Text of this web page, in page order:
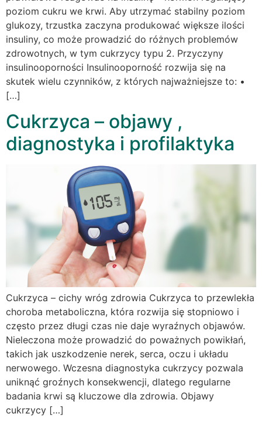
poziom cukru we krwi. Aby utrzymać stabilny poziom
glukozy, trzustka zaczyna produkować większe ilości
insuliny, co może prowadzić do różnych problemów
zdrowotnych, w tym cukrzycy typu 2. Przyczyny
insulinooporności Insulinooporność rozwija się na
skutek wielu czynników, z których najważniejsze to: •
[…]
Cukrzyca – objawy ,
diagnostyka i profilaktyka
Cukrzyca – cichy wróg zdrowia Cukrzyca to przewlekła
choroba metaboliczna, która rozwija się stopniowo i
często przez długi czas nie daje wyraźnych objawów.
Nieleczona może prowadzić do poważnych powikłań,
takich jak uszkodzenie nerek, serca, oczu i układu
nerwowego. Wczesna diagnostyka cukrzycy pozwala
uniknąć groźnych konsekwencji, dlatego regularne
badania krwi są kluczowe dla zdrowia. Objawy
cukrzycy […]